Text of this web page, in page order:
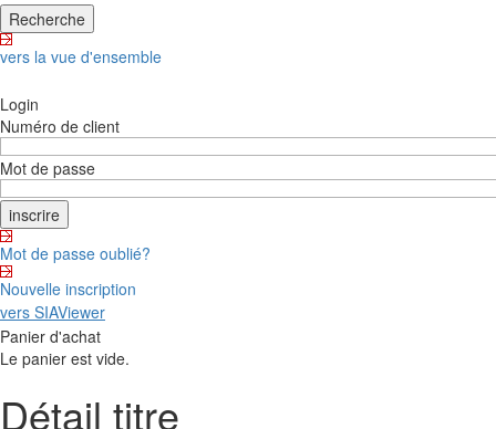
vers la vue d'ensemble
Login
Numéro de client
Mot de passe
Mot de passe oublié?
Nouvelle inscription
vers SIAViewer
Panier d'achat
Le panier est vide.
Détail titre